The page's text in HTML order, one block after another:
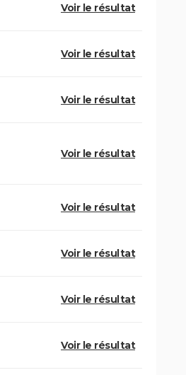
Voir le résultat
Voir le résultat
Voir le résultat
Voir le résultat
Voir le résultat
Voir le résultat
Voir le résultat
Voir le résultat